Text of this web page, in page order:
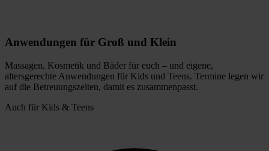
Anwendungen für Groß und Klein
Massagen, Kosmetik und Bäder für euch – und eigene,
altersgerechte Anwendungen für Kids und Teens. Termine legen wir
auf die Betreuungszeiten, damit es zusammenpasst.
Auch für Kids & Teens